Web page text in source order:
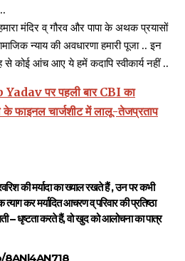
मंदिर व् गौरव और पापा के अथक प्रयासों
न्याय की अवधारणा हमारी पूजा .. इन
से कोई आंच आए ये हमें कदापि स्वीकार्य नहीं ..
पर पहली बार CBI का
फाइनल चार्जशीट में लालू-तेजप्रताप
की मर्यादा का ख्याल रखते हैं , उन पर कभी
कर मर्यादित आचरण व् परिवार की प्रतिष्ठा
– धृष्टता करते हैं, वो खुद को आलोचना का पात्र